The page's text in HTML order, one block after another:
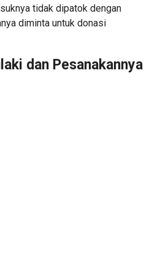
tidak dipatok dengan
diminta untuk donasi
dan Pesanakannya